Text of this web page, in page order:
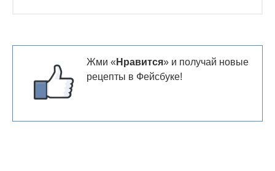
Жми « Нравится» и получай новые
рецепты в Фейсбуке!